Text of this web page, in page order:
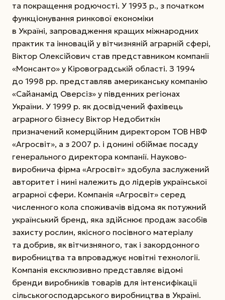
та покращення родючості. У 1993 р., з початком
функціонування ринкової економіки
в Україні, запровадження кращих міжнародних
практик та інновацій у вітчизняній аграрній сфері,
Віктор Олексійович став представником компанії
«Монсанто» у Кіровоградській області. З 1994
до 1998 рр. представляв американську компанію
«Сайанамід Оверсіз» у південних регіонах
України. У 1999 р. як досвідчений фахівець
аграрного бізнесу Віктор Недобиткін
призначений комерційним директором ТОВ НВФ
«Агросвіт», а з 2007 р. і донині обіймає посаду
генерального директора компанії. Науково-
виробнича фірма «Агросвіт» здобула заслужений
авторитет і нині належить до лідерів української
аграрної сфери. Компанія «Агросвіт» серед
численного кола споживачів відома як потужний
україн­ський бренд, яка здійснює продаж засобів
захисту рослин, якісного посівного матеріалу
та добрив, як вітчизняного, так і закордонного
виробництва та впроваджує новітні технології.
Компанія ексклюзивно представляє відомі
бренди виробників товарів для інтенсифікації
сільськогосподарського виробництва в Україні.